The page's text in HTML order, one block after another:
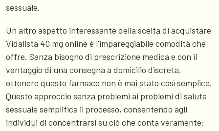
sessuale.
Un altro aspetto interessante della scelta di acquistare
Vidalista 40 mg online è l'impareggiabile comodità che
offre. Senza bisogno di prescrizione medica e con il
vantaggio di una consegna a domicilio discreta,
ottenere questo farmaco non è mai stato così semplice.
Questo approccio senza problemi ai problemi di salute
sessuale semplifica il processo, consentendo agli
individui di concentrarsi su ciò che conta veramente: